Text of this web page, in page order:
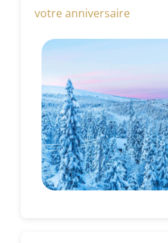
votre anniversaire